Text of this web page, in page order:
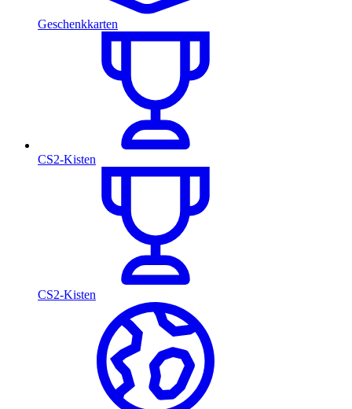
Geschenkkarten
CS2-Kisten
CS2-Kisten